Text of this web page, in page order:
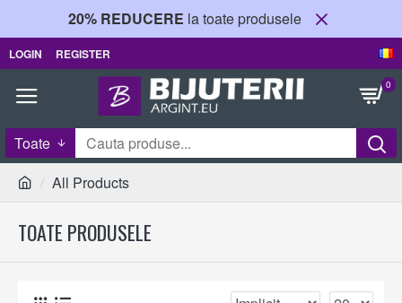
20% REDUCERE la toate produsele
LOGIN REGISTER
0
Toate
All Products
TOATE PRODUSELE